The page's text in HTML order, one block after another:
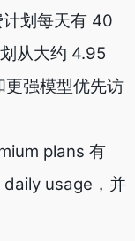
划每天有 40
从大约 4.95
强模型优先访
plans 有
usage，并